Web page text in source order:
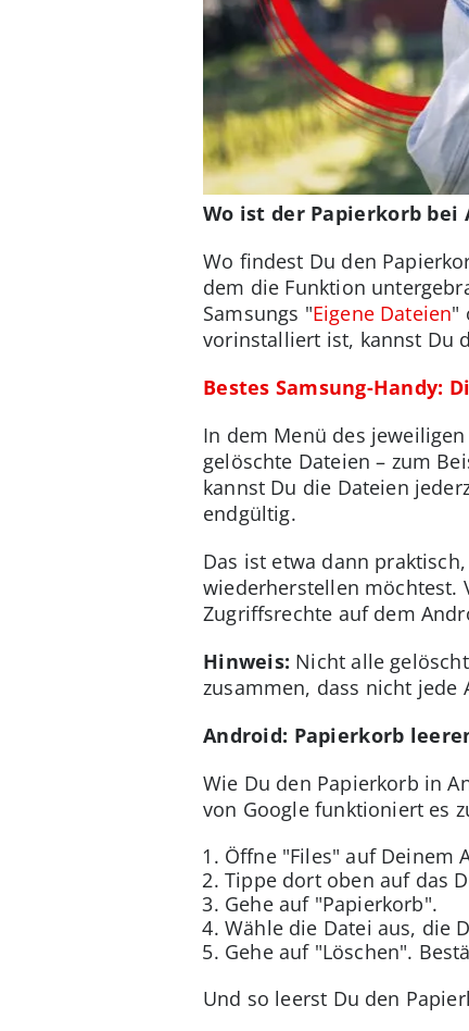
Wo ist der Papierkorb bei
Wo findest Du den
dem die Funktion
Samsungs "Eigene Dateien"
vorinstalliert ist, kannst Du
Bestes Samsung-Handy:
In dem Menü des
gelöschte Dateien – zum
kannst Du die Dateien
endgültig.
Das ist etwa dann
wiederherstellen möchtest.
Zugriffsrechte auf dem
Hinweis: Nicht alle
zusammen, dass nicht jede
Android: Papierkorb
Wie Du den Papierkorb in
von Google funktioniert es
Öffne "Files" auf Deinem
Tippe dort oben auf das
Gehe auf "Papierkorb".
Wähle die Datei aus, die
Gehe auf "Löschen".
Und so leerst Du den